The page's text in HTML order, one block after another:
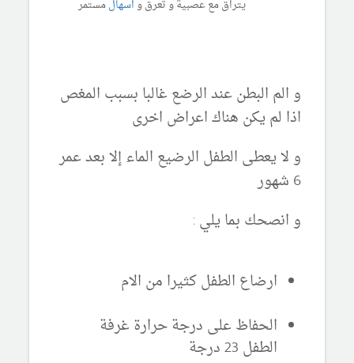
يتراق مع عصبية و تعرق واسهالمستمر
و الم البطن عند الرضع غالبا بسبب المغص
اذا لم يكن هناك اعراض اخرى
و لا يعطى الطفل الرضيع الماء إلا بعد عمر
6 شهور
و انصحك بما يلي :
ارضاع الطفل كثيرا من الام
الحفاظ على درجة حرارة غرفة
الطفل 23 درجة